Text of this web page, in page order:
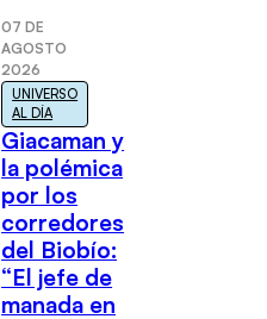
07 DE
AGOSTO
2026
UNIVERSO
AL DÍA
Giacaman y
la polémica
por los
corredores
del Biobío:
“El jefe de
manada en